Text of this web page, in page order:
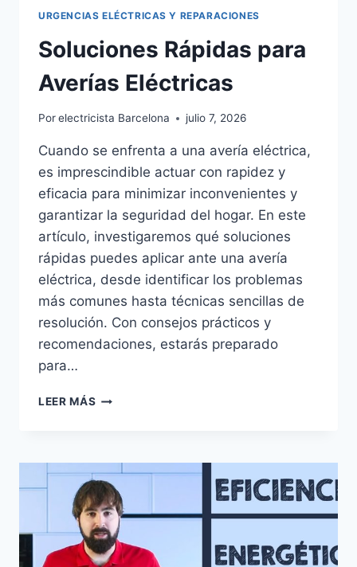
URGENCIAS ELÉCTRICAS Y REPARACIONES
Soluciones Rápidas para
Averías Eléctricas
Porelectricista Barcelona julio 7, 2026
Cuando se enfrenta a una avería eléctrica,
es imprescindible actuar con rapidez y
eficacia para minimizar inconvenientes y
garantizar la seguridad del hogar. En este
artículo, investigaremos qué soluciones
rápidas puedes aplicar ante una avería
eléctrica, desde identificar los problemas
más comunes hasta técnicas sencillas de
resolución. Con consejos prácticos y
recomendaciones, estarás preparado
para…
LEER MÁS SOLUCIONES
ELÉCTRICAS